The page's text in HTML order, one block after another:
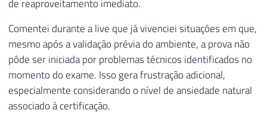
de reaproveitamento imediato.
Comentei durante a live que já vivenciei situações em que,
mesmo após a validação prévia do ambiente, a prova não
pôde ser iniciada por problemas técnicos identificados no
momento do exame. Isso gera frustração adicional,
especialmente considerando o nível de ansiedade natural
associado à certificação.